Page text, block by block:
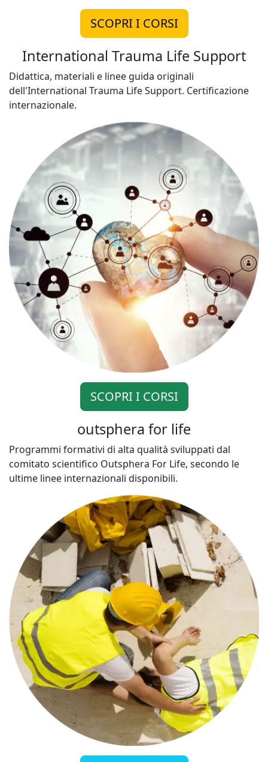
SCOPRI I CORSI
International Trauma Life Support
Didattica, materiali e linee guida originali
dell'International Trauma Life Support. Certificazione
internazionale.
SCOPRI I CORSI
outsphera for life
Programmi formativi di alta qualità sviluppati dal
comitato scientifico Outsphera For Life, secondo le
ultime linee internazionali disponibili.